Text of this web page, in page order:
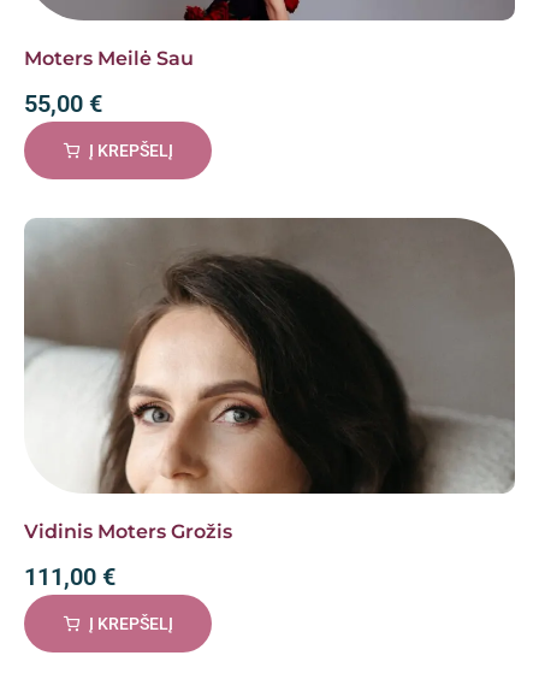
Moters Meilė Sau
55,00 €
Į KREPŠELĮ
Vidinis Moters Grožis
111,00 €
Į KREPŠELĮ